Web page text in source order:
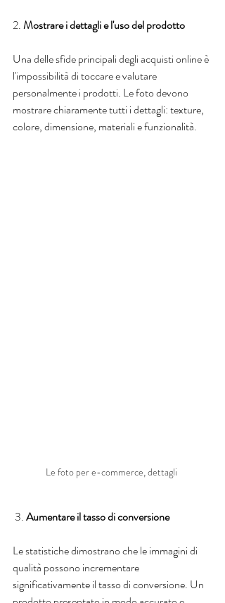
2. Mostrare i dettagli e l'uso del prodotto
Una delle sfide principali degli acquisti online è
l'impossibilità di toccare e valutare
personalmente i prodotti. Le foto devono
mostrare chiaramente tutti i dettagli: texture,
colore, dimensione, materiali e funzionalità.
Le foto per e-commerce, dettagli
3. Aumentare il tasso di conversione
Le statistiche dimostrano che le immagini di
qualità possono incrementare
significativamente il tasso di conversione. Un